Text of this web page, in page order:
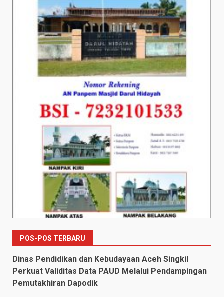
POS-POS TERBARU
Dinas Pendidikan dan Kebudayaan Aceh Singkil
Perkuat Validitas Data PAUD Melalui Pendampingan
Pemutakhiran Dapodik